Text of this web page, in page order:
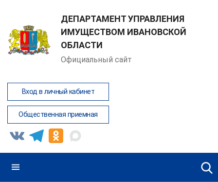
ДЕПАРТАМЕНТ УПРАВЛЕНИЯ
ИМУЩЕСТВОМ ИВАНОВСКОЙ
ОБЛАСТИ
Официальный сайт
Вход в личный кабинет
Общественная приемная